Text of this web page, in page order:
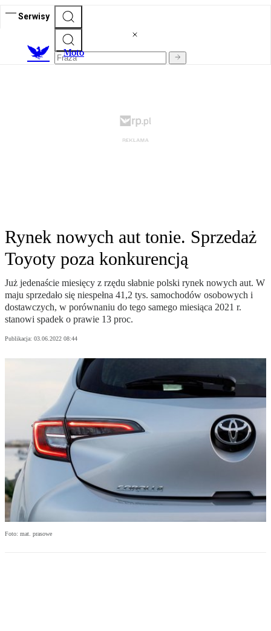
Serwisy
Moto
Rynek nowych aut tonie. Sprzedaż
Toyoty poza konkurencją
Już jedenaście miesięcy z rzędu słabnie polski rynek nowych aut. W
maju sprzedało się niespełna 41,2 tys. samochodów osobowych i
dostawczych, w porównaniu do tego samego miesiąca 2021 r.
stanowi spadek o prawie 13 proc.
Publikacja: 03.06.2022 08:44
Foto: mat. prasowe